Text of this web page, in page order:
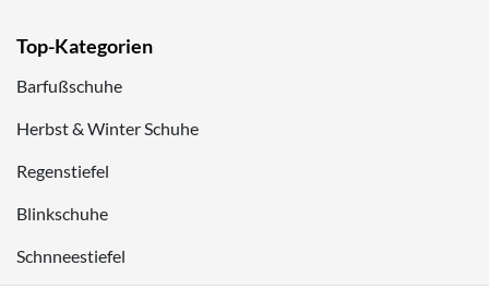
Top-Kategorien
Barfußschuhe
Herbst & Winter Schuhe
Regenstiefel
Blinkschuhe
Schnneestiefel